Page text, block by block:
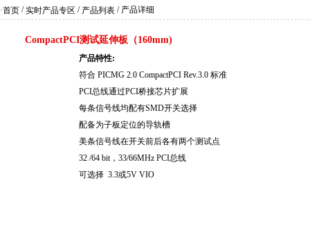
·首页 /实时产品专区 / 产品列表 / 产品详细
CompactPCI测试延伸板（160mm)
产品特性:
符合 PICMG 2.0 CompactPCI Rev.3.0 标准
PCI总线通过PCI桥接芯片扩展
每条信号线均配有SMD开关选择
配备为子板定位的导轨槽
美条信号线在开关前后各有两个测试点
32 /64 bit，33/66MHz PCI总线
可选择 3.3或5V VIO